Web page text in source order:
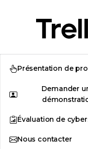
Présentation de
Demander
Évaluation de
Nous contacter